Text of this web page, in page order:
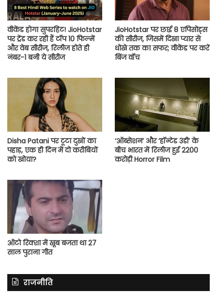
वीकेंड होगा सुपरहिट! JioHotstar
पर ट्रेंड कर रही हैं टॉप 10 फिल्में
और वेब सीरीज, रिलीज होते ही
नंबर-1 बनी ये सीरीज
JioHotstar पर छाई 8 एपिसोड्स
की सीरीज, जिसमें दिखा प्यार से
धोखे तक का सफर; वीकेंड पर करें
बिंज वॉच
Disha Patani पर टूटा दुखों का
पहाड़, एक ही दिन में दो करीबियों
को खोया?
‘ऑब्सेशन’ और ‘हॉन्टेड 3डी’ के
बीच भारत में रिलीज हुई 2200
करोड़ी Horror Film
ऑटो रिक्शा में खूब बजता था 27
साल पुराना गीत
राजनीति